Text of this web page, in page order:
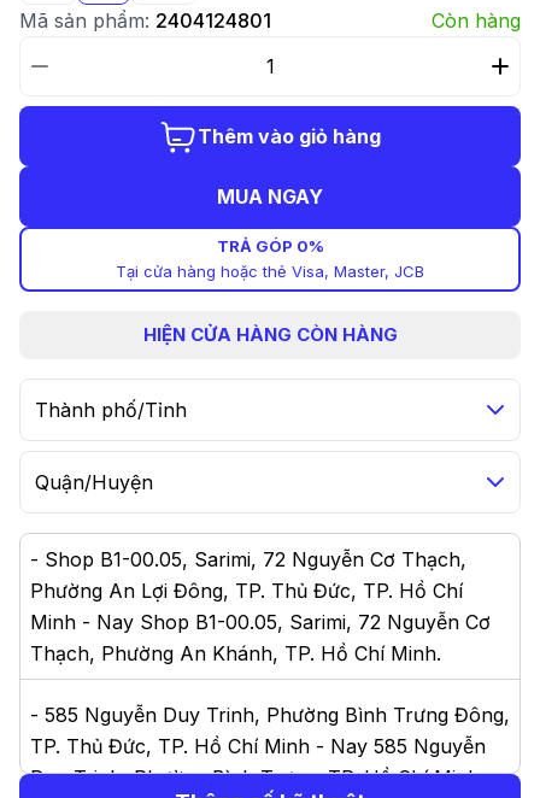
Mã sản phẩm: 2404124801 Còn hàng
Thêm vào giỏ hàng
MUA NGAY
TRẢ GÓP 0%
Tại cửa hàng hoặc thẻ Visa, Master, JCB
HIỆN CỬA HÀNG CÒN HÀNG
Thành phố/Tỉnh
Quận/Huyện
- Shop B1-00.05, Sarimi, 72 Nguyễn Cơ Thạch,
Phường An Lợi Đông, TP. Thủ Đức, TP. Hồ Chí
Minh - Nay Shop B1-00.05, Sarimi, 72 Nguyễn Cơ
Thạch, Phường An Khánh, TP. Hồ Chí Minh.
- 585 Nguyễn Duy Trinh, Phường Bình Trưng Đông,
TP. Thủ Đức, TP. Hồ Chí Minh - Nay 585 Nguyễn
Duy Trinh, Phường Bình Trưng, TP. Hồ Chí Minh.